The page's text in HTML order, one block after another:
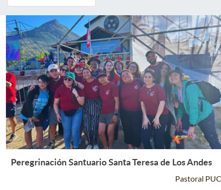
Qué hacemos
Recursos
Barrios Pastorales
Enlaces destacados
Leer Más +
Peregrinación Santuario Santa Teresa de Los Andes
Pastoral